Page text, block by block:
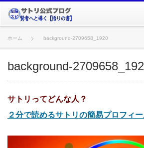
ホーム background-2709658_1920
background-
サトリってどんな人？
２分で読めるサトリの簡易プロフィ